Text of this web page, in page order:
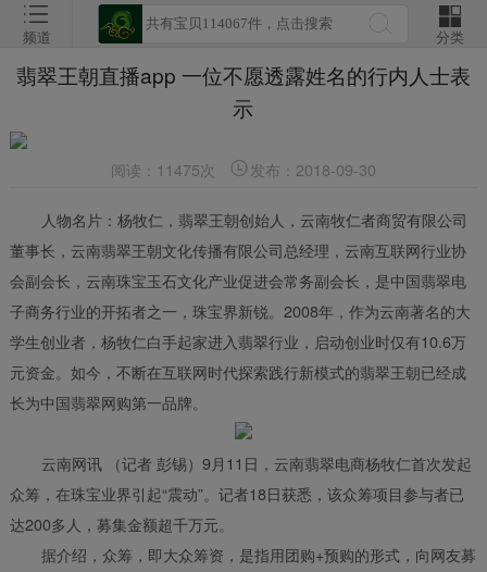
频道 分类
翡翠王朝直播app 一位不愿透露姓名的行内人士表
示
阅读：11475次 发布：2018-09-30
人物名片：杨牧仁，翡翠王朝创始人，云南牧仁者商贸有限公司
董事长，云南翡翠王朝文化传播有限公司总经理，云南互联网行业协
会副会长，云南珠宝玉石文化产业促进会常务副会长，是中国翡翠电
子商务行业的开拓者之一，珠宝界新锐。2008年，作为云南著名的大
学生创业者，杨牧仁白手起家进入翡翠行业，启动创业时仅有10.6万
元资金。如今，不断在互联网时代探索践行新模式的翡翠王朝已经成
长为中国翡翠网购第一品牌。
云南网讯 （记者 彭锡）9月11日，云南翡翠电商杨牧仁首次发起
众筹，在珠宝业界引起“震动”。记者18日获悉，该众筹项目参与者已
达200多人，募集金额超千万元。
据介绍，众筹，即大众筹资，是指用团购+预购的形式，向网友募